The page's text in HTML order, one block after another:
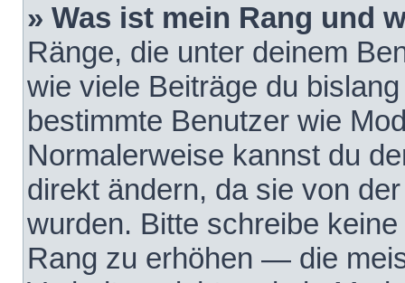
» Was ist mein Rang und
Ränge, die unter deinem
wie viele Beiträge du
bestimmte Benutzer wie
Normalerweise kannst du
direkt ändern, da sie von
wurden. Bitte schreibe
Rang zu erhöhen — die